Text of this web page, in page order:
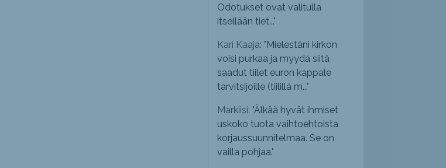
Odotukset ovat valitulla
itsellään tiet..."
Kari Kaaja: " Mielestäni kirkon
voisi purkaa ja myydä siitä
saadut tiilet euron kappale
tarvitsijoille (tiilillä m..."
Markiisi: "Älkää hyvät ihmiset
uskoko tuota vaihtoehtoista
korjaussuunnitelmaa. Se on
vailla pohjaa."